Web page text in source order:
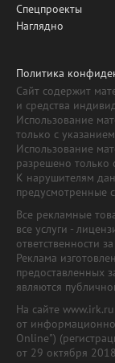
Спецпроекты
Наглядно
Политика
Сайт содержит
и средства
Использование
только с
Использование
разрешено только
К нарушителям
предусмотренные
Все рекламные
все услуги -
ответственности
Реклама
предоставленных
являются
На сайте
от
Online")
от 29 октября